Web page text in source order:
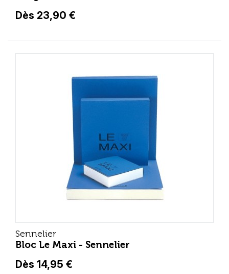
Dès 23,90 €
Sennelier
Bloc Le Maxi - Sennelier
Dès 14,95 €